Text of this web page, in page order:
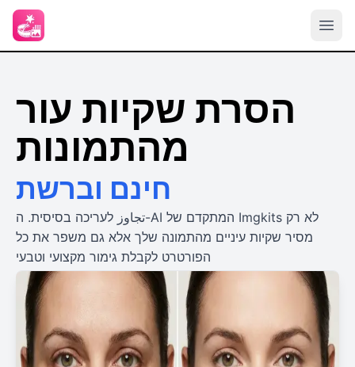
הסרת שקיות עור
מהתמונות
חינם וברשת
تجاوز לעריכה בסיסית. ה-AI המתקדם של Imgkits לא רק
מסיר שקיות עיניים מהתמונה שלך אלא גם משפר את כל
הפורטרט לקבלת גימור מקצועי וטבעי